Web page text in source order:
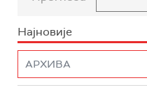
Најновије